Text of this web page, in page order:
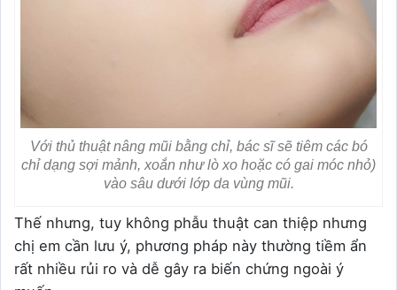
Với thủ thuật nâng mũi bằng chỉ, bác sĩ sẽ tiêm các bó
chỉ dạng sợi mảnh, xoắn như lò xo hoặc có gai móc nhỏ)
vào sâu dưới lớp da vùng mũi.
Thế nhưng, tuy không phẫu thuật can thiệp nhưng
chị em cần lưu ý, phương pháp này thường tiềm ẩn
rất nhiều rủi ro và dễ gây ra biến chứng ngoài ý